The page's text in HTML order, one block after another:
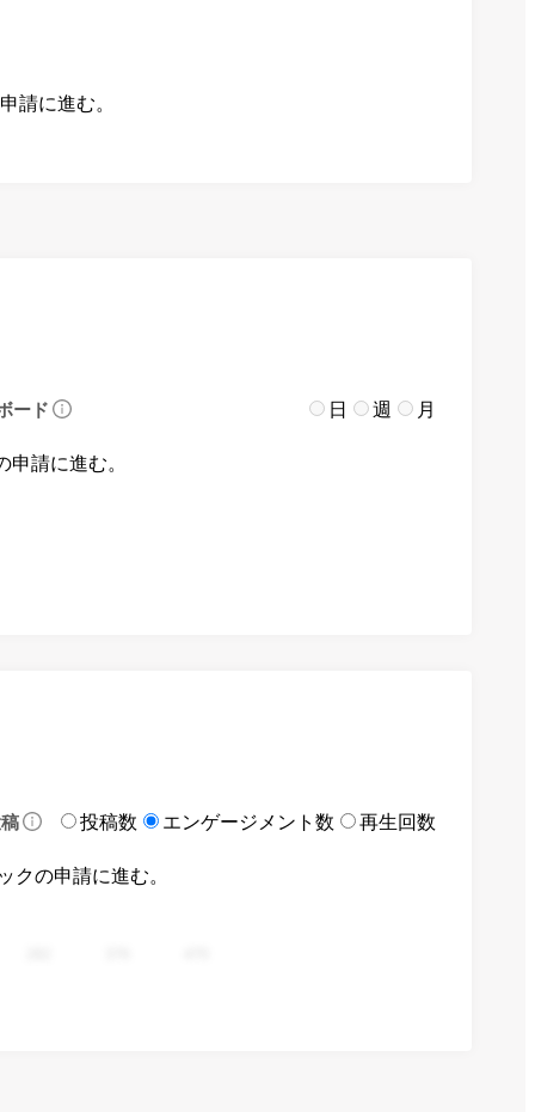
請に進む。
ード 日 週 月
請に進む。
投稿数 エンゲージメント数 再生回数
の申請に進む。